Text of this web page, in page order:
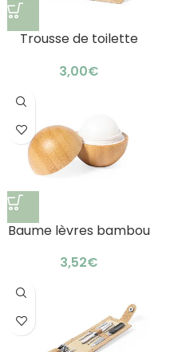
Trousse de toilette
€
Baume lèvres bambou
naturel
€